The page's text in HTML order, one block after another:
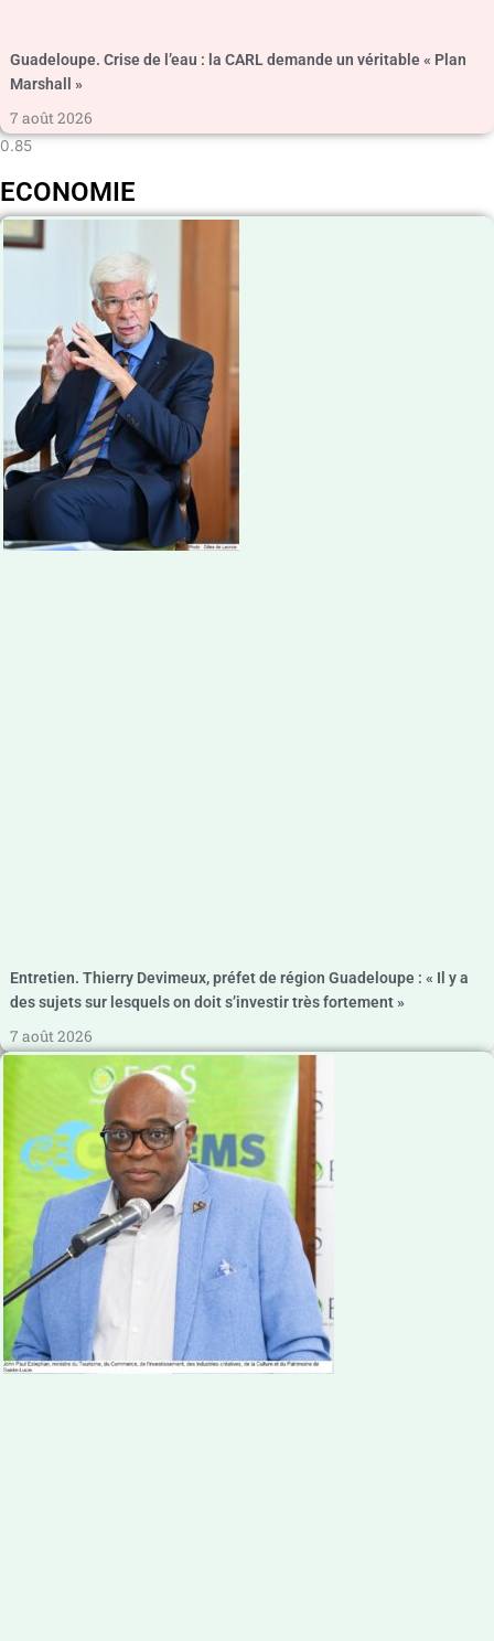
Guadeloupe. Crise de l’eau : la CARL demande un véritable « Plan
Marshall »
7 août 2026
ECONOMIE
Entretien. Thierry Devimeux, préfet de région Guadeloupe : « Il y a
des sujets sur lesquels on doit s’investir très fortement »
7 août 2026